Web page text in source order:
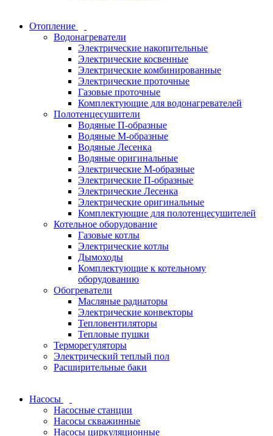
Отопление
Водонагреватели
Электрические накопительные
Электрические косвенные
Электрические комбинированные
Электрические проточные
Газовые проточные
Комплектующие для водонагревателей
Полотенцесушители
Водяные П-образные
Водяные М-образные
Водяные Лесенка
Водяные оригинальные
Электрические М-образные
Электрические П-образные
Электрические Лесенка
Электрические оригинальные
Комплектующие для полотенцесушителей
Котельное оборудование
Газовые котлы
Электрические котлы
Дымоходы
Комплектующие к котельному
оборудованию
Обогреватели
Масляные радиаторы
Электрические конвекторы
Тепловентиляторы
Тепловые пушки
Терморегуляторы
Электрический теплый пол
Расширительные баки
Насосы
Насосные станции
Насосы скважинные
Насосы циркуляционные